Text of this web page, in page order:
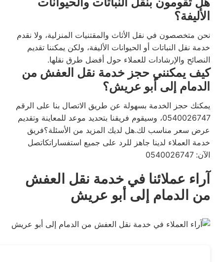
الأليفة؟
نحن متخصصون في نقل الأثاث والمقتنيات المنزلية، ولا نقدم
خدمة نقل النباتات أو الحيوانات الأليفة، ولكن يمكننا تقديم
النصائح والإرشادات للعملاء حول أفضل طرق نقلها.
كيف يمكنني حجز خدمة نقل العفش من
الدمام إلى أبو عريش؟
يمكنك حجز الخدمة بسهولة عن طريق الاتصال بنا على الرقم
0540026747، وسيقوم فريقنا بتحديد موعد للمعاينة وتقديم
عرض سعر مناسب لك.هل لديك المزيد من الأسئلة؟فريق
خدمة العملاء لدينا جاهز للرد على جميع استفساراتكاتصل
الآن: 0540026747
آراء عملائنا في خدمة نقل العفش
من الدمام إلى أبو عريش